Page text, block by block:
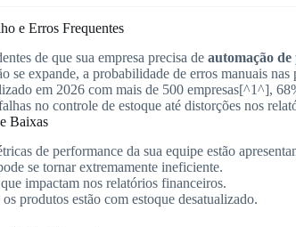
e Erros Frequentes
de que sua empresa precisa de automação de
se expande, a probabilidade de erros manuais
em 2026 com mais de 500 empresas[^1^],
no controle de estoque até distorções nos
Baixas
de performance da sua equipe estão
se tornar extremamente ineficiente.
impactam nos relatórios financeiros.
produtos estão com estoque desatualizado.